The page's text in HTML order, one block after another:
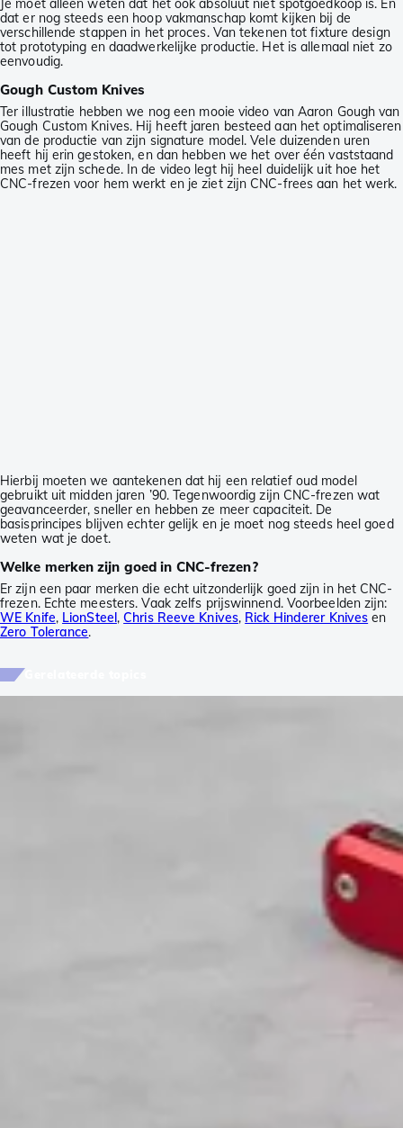
Je moet alleen weten dat het ook absoluut niet spotgoedkoop is. En
dat er nog steeds een hoop vakmanschap komt kijken bij de
verschillende stappen in het proces. Van tekenen tot fixture design
tot prototyping en daadwerkelijke productie. Het is allemaal niet zo
eenvoudig.
Gough Custom Knives
Ter illustratie hebben we nog een mooie video van Aaron Gough van
Gough Custom Knives. Hij heeft jaren besteed aan het optimaliseren
van de productie van zijn signature model. Vele duizenden uren
heeft hij erin gestoken, en dan hebben we het over één vaststaand
mes met zijn schede. In de video legt hij heel duidelijk uit hoe het
CNC-frezen voor hem werkt en je ziet zijn CNC-frees aan het werk.
Hierbij moeten we aantekenen dat hij een relatief oud model
gebruikt uit midden jaren ’90. Tegenwoordig zijn CNC-frezen wat
geavanceerder, sneller en hebben ze meer capaciteit. De
basisprincipes blijven echter gelijk en je moet nog steeds heel goed
weten wat je doet.
Welke merken zijn goed in CNC-frezen?
Er zijn een paar merken die echt uitzonderlijk goed zijn in het CNC-
frezen. Echte meesters. Vaak zelfs prijswinnend. Voorbeelden zijn:
WE Knife, LionSteel,Chris Reeve Knives, Rick Hinderer Knives en
Zero Tolerance.